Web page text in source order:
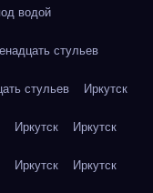
водой
стульев
стульев Иркутск
Иркутск Иркутск
Иркутск Иркутск